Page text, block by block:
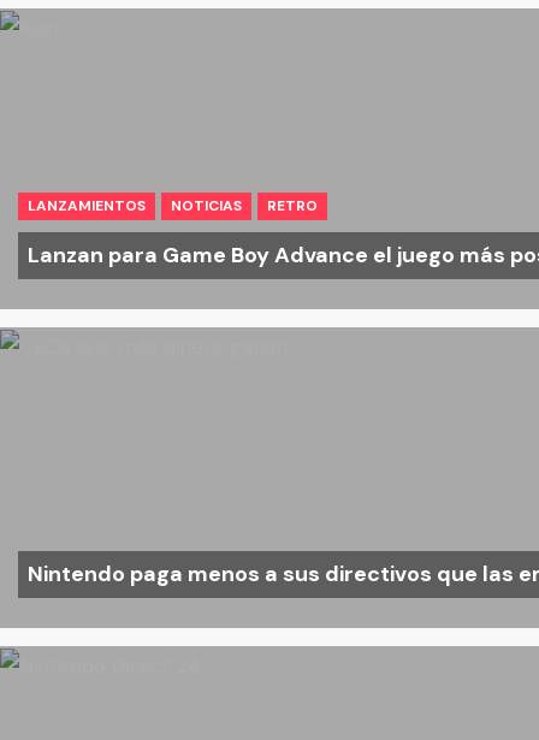
LANZAMIENTOS NOTICIAS RETRO
Lanzan para Game Boy Advance el juego más
Nintendo paga menos a sus directivos que las